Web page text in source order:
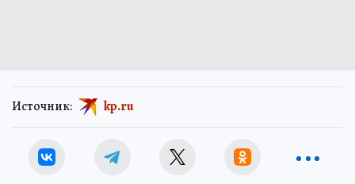
Источник: kp.ru